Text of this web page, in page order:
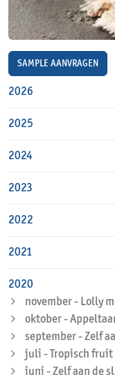
SAMPLE AANVRAGEN
2026
2025
2024
2023
2022
2021
2020
november - Lolly
oktober -
september - Zelf
juli - Tropisch fruit
juni - Zelf aan de